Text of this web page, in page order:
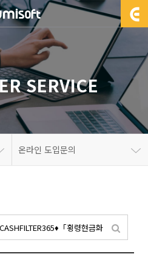
SERVICE
온라인 도입문의